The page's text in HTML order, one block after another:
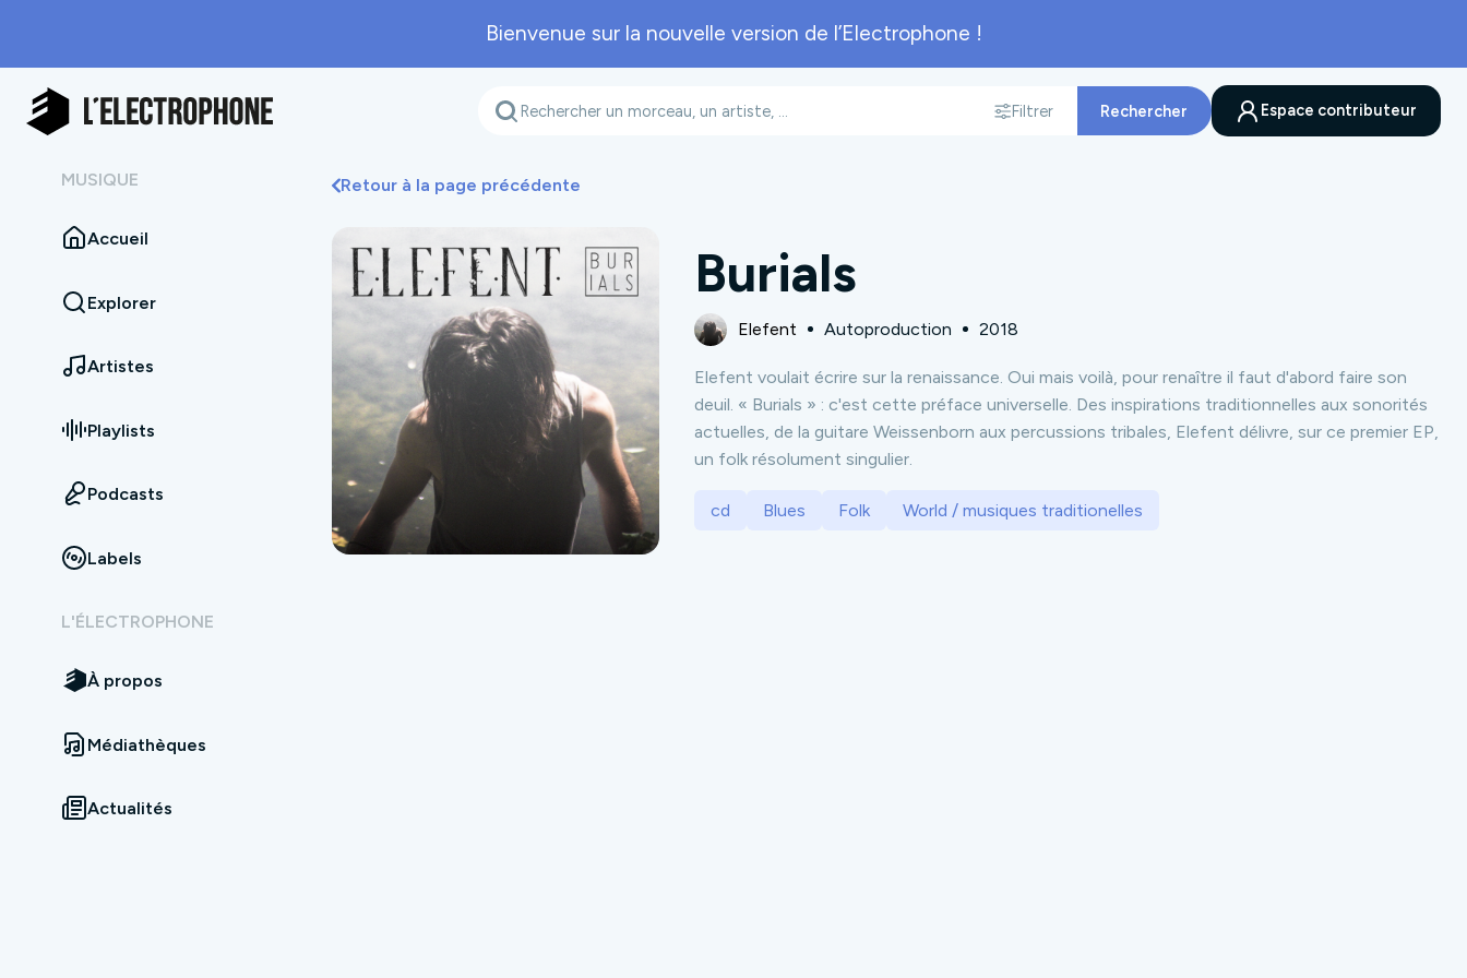
Bienvenue sur la nouvelle version de l’Electrophone !
Filtrer
Rechercher
Espace contributeur
MUSIQUE
Accueil
Explorer
Artistes
Playlists
Podcasts
Labels
L'ÉLECTROPHONE
À propos
Médiathèques
Actualités
Retour à la page précédente
Burials
Elefent Autoproduction 2018
Elefent voulait écrire sur la renaissance. Oui mais voilà, pour renaître il faut d'abord faire son
deuil. « Burials » : c'est cette préface universelle. Des inspirations traditionnelles aux sonorités
actuelles, de la guitare Weissenborn aux percussions tribales, Elefent délivre, sur ce premier EP,
un folk résolument singulier.
cd Blues Folk World / musiques traditionelles